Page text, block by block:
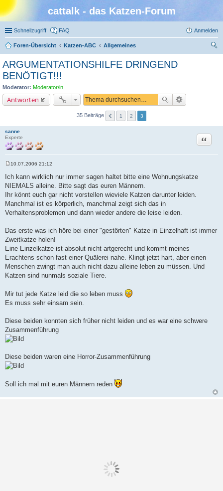
cattalk - das Katzen-Forum
Schnellzugriff FAQ Anmelden
Foren-Übersicht Katzen-ABC
Allgemeines
ARGUMENTATIONSHILFE DRINGEND
BENÖTIGT!!!
Moderator: Moderator/in
Antworten
35 Beiträge 1 2 3
sanne
Experte
Zitat
e
i
a
g
10.07.2006 21:12
Ich kann wirklich nur immer sagen haltet bitte eine Wohnungskatze
NIEMALS alleine. Bitte sagt das euren Männern.
Ihr könnt euch gar nicht vorstellen wieviele Katzen darunter leiden.
Manchmal ist es körperlich, manchmal zeigt sich das in
Verhaltensproblemen und dann wieder andere die leise leiden.
Das erste was ich höre bei einer "gestörten" Katze in Einzelhaft ist immer
Zweitkatze holen!
Eine Einzelkatze ist absolut nicht artgerecht und kommt meines
Erachtens schon fast einer Quälerei nahe. Klingt jetzt hart, aber einen
Menschen zwingt man auch nicht dazu alleine leben zu müssen. Und
Katzen sind nunmals soziale Tiere.
Mir tut jede Katze leid die so leben muss
Es muss sehr einsam sein.
Diese beiden konnten sich früher nicht leiden und es war eine schwere
Zusammenführung
Diese beiden waren eine Horror-Zusammenführung
Soll ich mal mit euren Männern reden